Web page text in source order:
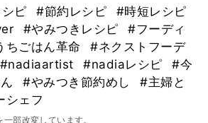
ピ #節約レシピ
#時短レシピ
#やみつきレシピ
#フーディ
ちごはん革命
#ネクストフーデ
#nadiaartist #nadiaレシピ
#今
#やみつき節約めし
#主婦と
シェフ
部改変しています。